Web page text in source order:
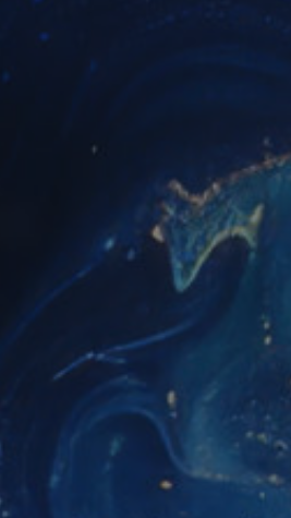
_ga_YJ0035S3E9
CookieScriptConsent